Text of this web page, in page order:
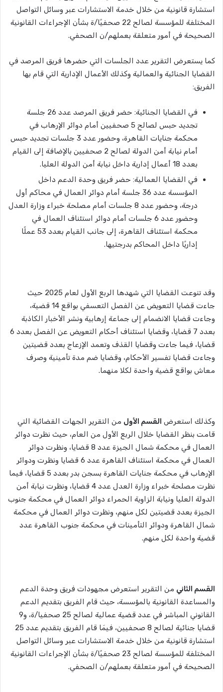
استشارة قانونية من خلال خدمة الاستشارات عبر وسائل التواصل
المختلفة للمؤسسة لصالح 22 صحفيًا/ة بشأن الإجراءات القانونية
الصحيحة في أمور متعلقة بعملهم/ن الصحفي.
كما يستعرض التقرير عدد الجلسات التي حضرها فريق المرصد في
القضايا الجنائية والعمالية وكذلك الأعمال الإدارية التي قام بها
الفريق:
في القضايا الجنائية: حضر فريق المرصد عدد 26 جلسة
تجديد حبس لصالح 5 صحفيين أمام دوائر الإرهاب في
محكمة جنايات القاهرة، وحضور عدد 3 جلسات تجديد حبس
أمام نيابة أمن الدولة لصالح 2 صحفيين بالإضافة إلى القيام
بعدد 18 أعمال إدارية داخل نيابة أمن الدولة العليا.
في القضايا العمالية: حضر فريق وحدة الدعم داخل
المؤسسة عدد 36 جلسة أمام دوائر العمال في محاكم أول
درجة، وحضور عدد 8 جلسات أمام مصلحة خبراء وزارة العدل
وحضور عدد 6 جلسات أمام دوائر استئناف العمال في
محكمة استئناف القاهرة، إلى جانب القيام بعدد 53 عملًا
إداريًا داخل المحاكم بدرجتيها.
وقد تنوعت القضايا التي شهدها الربع الأول لعام 2025 حيث
جاءت قضايا التعويض عن الفصل التعسفي بواقع 14 قضية،
وجاءت قضايا الانضمام إلى جماعة إرهابية ونشر الأخبار الكاذبة
بعدد 7 قضايا، وقضايا استئناف أحكام التعويض عن الفصل بعدد 6
قضايا، فيما جاءت وقضايا القذف وتعمد الإزعاج بعدد قضيتين
وجاءت قضايا تفسير الأحكام، وقضايا ضم مدة تأمينية وصرف
معاش بواقع قضية واحدة لكلا منهما.
وكذلك استعرض القسم الأول من التقرير الجهات القضائية التي
قامت بنظر القضايا خلال الربع الأول من العام، حيث نظرت دوائر
العمال في محكمة شمال الجيزة عدد 8 قضايا، ونظرت دوائر
العمال في محكمة استئناف القاهرة عدد 6 قضايا ونظرت ودوائر
الإرهاب في محكمة جنايات القاهرة بسجن بدر بعدد 5 قضايا، فيما
نظرت مصلحة خبراء وزارة العدل عدد 4 قضايا، ونظرت نيابة أمن
الدولة العليا ونيابة الزاوية الحمراء دوائر العمال في محكمة جنوب
الجيزة بعدد قضيتين لكل منهم، ونظرت دوائر العمال في محكمة
شمال القاهرة ودوائر التأمينات في محكمة جنوب القاهرة عدد
قضية واحدة لكل منهم.
القسم الثاني من التقرير استعرض مجهودات فريق وحدة الدعم
والمساعدة القانونية بالمؤسسة، حيث قام الفريق بتقديم الدعم
القانوني المباشر في عدد قضية عمالية لصالح 25 صحفيا/ة، و9
قضايا جنائية لصالح 8 صحفيين، فيمَا قام الفريق بتقديم عدد 25
استشارة قانونية من خلال خدمة الاستشارات عبر وسائل التواصل
المختلفة للمؤسسة لصالح 23 صحفيًا/ة بشأن الإجراءات القانونية
الصحيحة في أمور متعلقة بعملهم/ن الصحفي.